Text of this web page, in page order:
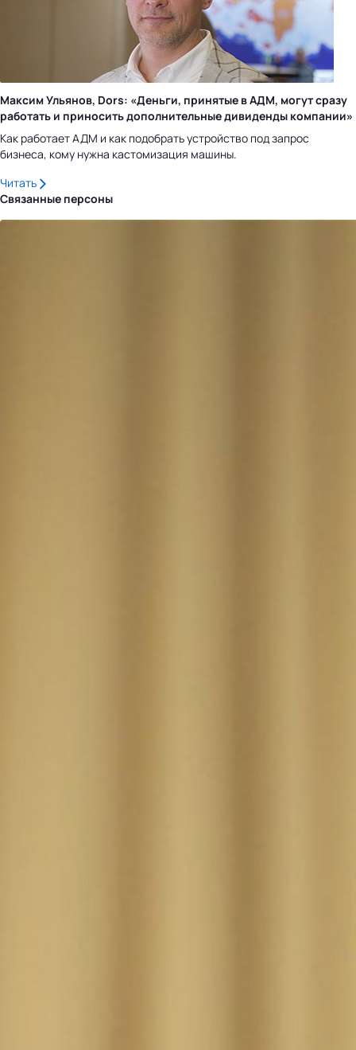
Максим Ульянов, Dors: «Деньги, принятые в АДМ, могут сразу
работать и приносить дополнительные дивиденды компании»
Как работает АДМ и как подобрать устройство под запрос
бизнеса, кому нужна кастомизация машины.
Читать
Связанные персоны